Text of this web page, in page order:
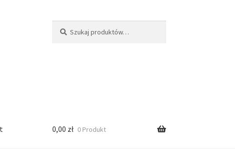
0,00 zł 0 Produkt